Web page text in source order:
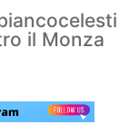
il Monza